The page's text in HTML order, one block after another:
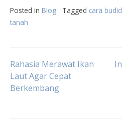
Posted in Blog Tagged cara
tanah
Post
navigation
Rahasia Merawat Ikan
Laut Agar Cepat
Berkembang